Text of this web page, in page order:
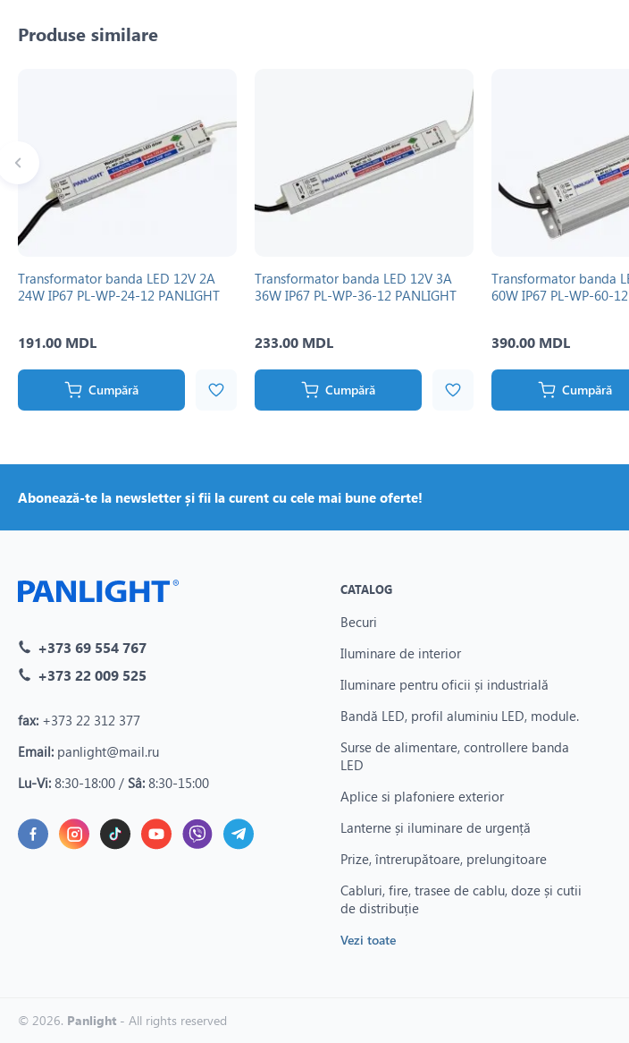
Produse similare
Transformator banda LED 12V 2A
24W IP67 PL-WP-24-12 PANLIGHT
191.00 MDL
Cumpără
Transformator banda LED 12V 3A
36W IP67 PL-WP-36-12 PANLIGHT
233.00 MDL
Cumpără
Transformator banda
60W IP67 PL-WP-60-
390.00 MDL
Cumpără
Abonează-te la newsletter și fii la curent cu cele mai bune oferte!
+373 69 554 767
+373 22 009 525
fax: +373 22 312 377
Email: panlight@mail.ru
Lu-Vi: 8:30-18:00 / Sâ: 8:30-15:00
CATALOG
Becuri
Iluminare de interior
Iluminare pentru oficii și industrială
Bandă LED, profil aluminiu LED, module.
Surse de alimentare, controllere banda
LED
Aplice si plafoniere exterior
Lanterne și iluminare de urgență
Prize, întrerupătoare, prelungitoare
Cabluri, fire, trasee de cablu, doze și cutii
de distribuție
Vezi toate
© 2026. Panlight - All rights reserved